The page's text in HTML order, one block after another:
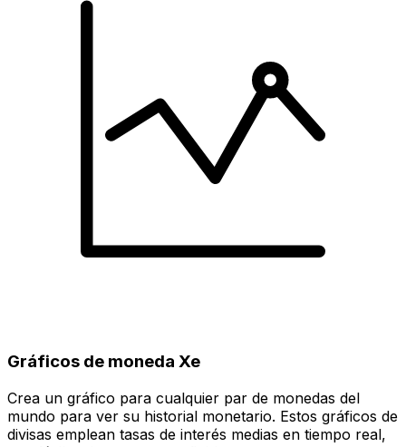
Gráficos de moneda Xe
Crea un gráfico para cualquier par de monedas del
mundo para ver su historial monetario. Estos gráficos de
divisas emplean tasas de interés medias en tiempo real,